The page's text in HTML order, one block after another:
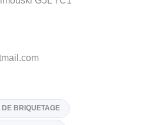
9252-8439